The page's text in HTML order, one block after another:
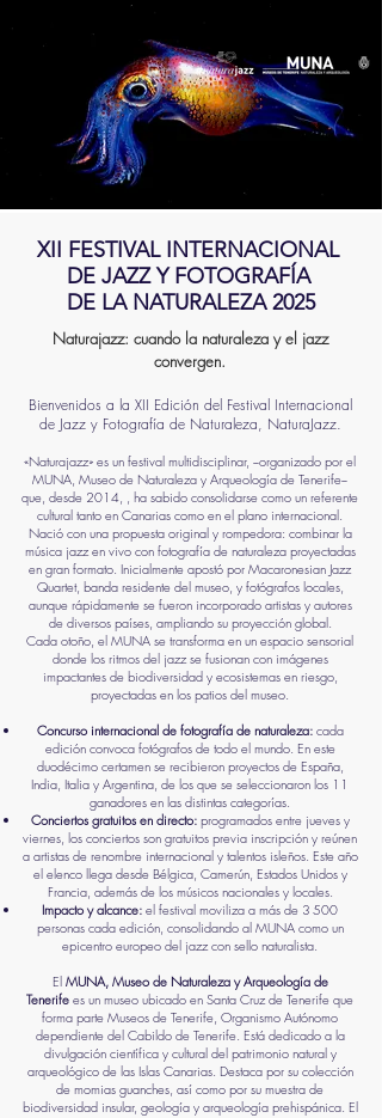
XII FESTIVAL INTERNACIONAL
DE JAZZ Y FOTOGRAFÍA
DE LA NATURALEZA 2025
Naturajazz: cuando la naturaleza y el jazz
convergen.
Bienvenidos a la XII Edición del Festival Internacional
de Jazz y Fotografía de Naturaleza, NaturaJazz.
«Naturajazz» es un festival multidisciplinar, −organizado por el
MUNA, Museo de Naturaleza y Arqueología de Tenerife−
que, desde 2014, , ha sabido consolidarse como un referente
cultural tanto en Canarias como en el plano internacional.
Nació con una propuesta original y rompedora: combinar la
música jazz en vivo con fotografía de naturaleza proyectadas
en gran formato. Inicialmente apostó por Macaronesian Jazz
Quartet, banda residente del museo, y fotógrafos locales,
aunque rápidamente se fueron incorporado artistas y autores
de diversos países, ampliando su proyección global.
Cada otoño, el MUNA se transforma en un espacio sensorial
donde los ritmos del jazz se fusionan con imágenes
impactantes de biodiversidad y ecosistemas en riesgo,
proyectadas en los patios del museo.
Concurso internacional de fotografía de naturaleza:cada
edición convoca fotógrafos de todo el mundo. En este
duodécimo certamen se recibieron proyectos de España,
India, Italia y Argentina, de los que se seleccionaron los 11
ganadores en las distintas categorías.
Conciertos gratuitos en directo:programados entre jueves y
viernes, los conciertos son gratuitos previa inscripción y reúnen
a artistas de renombre internacional y talentos isleños. Este año
el elenco llega desde Bélgica, Camerún, Estados Unidos y
Francia, además de los músicos nacionales y locales.
Impacto y alcance: el festival moviliza a más de 3 500
personas cada edición, consolidando al MUNA como un
epicentro europeo del jazz con sello naturalista.
El MUNA, Museo de Naturaleza y Arqueología de
Tenerife es un museo ubicado en Santa Cruz de Tenerife que
forma parte Museos de Tenerife, Organismo Autónomo
dependiente del Cabildo de Tenerife. Está dedicado a la
divulgación científica y cultural del patrimonio natural y
arqueológico de las Islas Canarias. Destaca por su colección
de momias guanches, así como por su muestra de
biodiversidad insular, geología y arqueología prehispánica. El